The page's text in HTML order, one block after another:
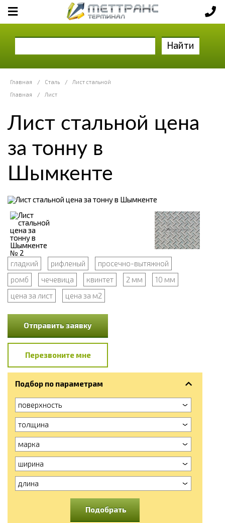
Найти
Главная / Сталь /
Лист стальной
Главная
/ Лист
Лист стальной цена
за тонну в
Шымкенте
гладкий рифленый
просечно-вытяжной
ромб
чечевица квинтет 2 мм
10 мм
цена за лист
цена за м2
Отправить заявку
Перезвоните мне
Подбор по параметрам
поверхность
толщина
марка
ширина
длина
Подобрать